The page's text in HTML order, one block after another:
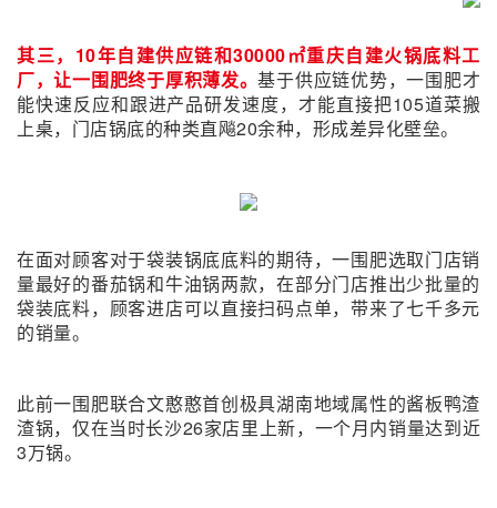
其三，10年自建供应链和30000㎡重庆自建火锅底料工
厂，让一围肥终于厚积薄发。基于供应链优势，一围肥才
能快速反应和跟进产品研发速度，才能直接把105道菜搬
上桌，门店锅底的种类直飚20余种，形成差异化壁垒。
在面对顾客对于袋装锅底底料的期待，一围肥选取门店销
量最好的番茄锅和牛油锅两款，在部分门店推出少批量的
袋装底料，顾客进店可以直接扫码点单，带来了七千多元
的销量。
此前一围肥联合文憨憨首创极具湖南地域属性的酱板鸭渣
渣锅，仅在当时长沙26家店里上新，一个月内销量达到近
3万锅。